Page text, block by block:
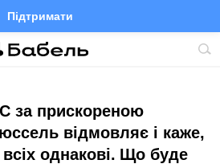
Підтримати
FacebookTelegramTwitter
за прискореною
відмовляє і каже,
однакові. Що буде